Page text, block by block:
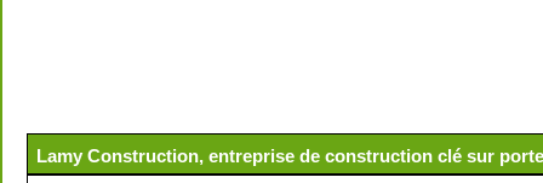
Lamy Construction, entreprise de construction clé sur